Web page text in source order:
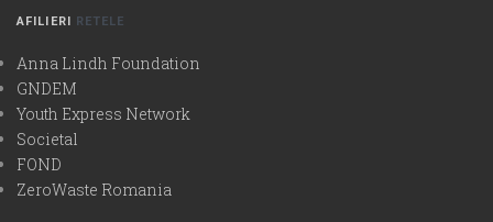
AFILIERI RETELE
Anna Lindh Foundation
GNDEM
Youth Express Network
Societal
FOND
ZeroWaste Romania